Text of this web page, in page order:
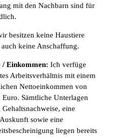
mit den Nachbarn sind für
besitzen keine Haustiere
keine Anschaffung.
/ Einkommen: Ich verfüge
Arbeitsverhältnis mit einem
Nettoeinkommen von
Euro. Sämtliche Unterlagen
eine
sowie eine
liegen bereits